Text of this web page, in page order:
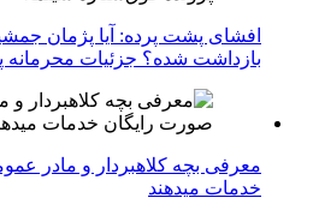
افشای پشت پرده: آیا پژمان
بازداشت شده؟ جزئیات محرمانه
معرفی بچه کلاهبردار و مادر
خدمات میدهند